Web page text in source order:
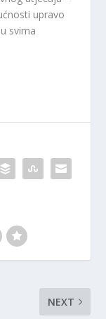
upravo
svima
NEXT